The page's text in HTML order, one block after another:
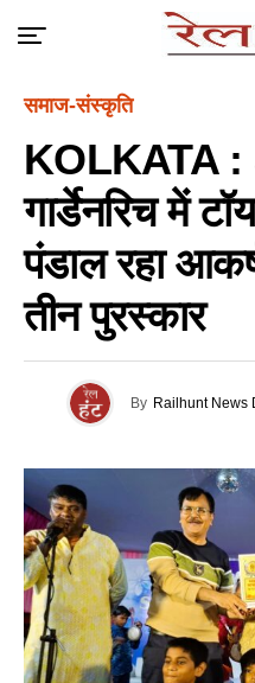
समाज-संस्कृति
KOLKATA :
गार्डेनरिच में
पंडाल रहा
तीन पुरस्कार
By Railhunt News